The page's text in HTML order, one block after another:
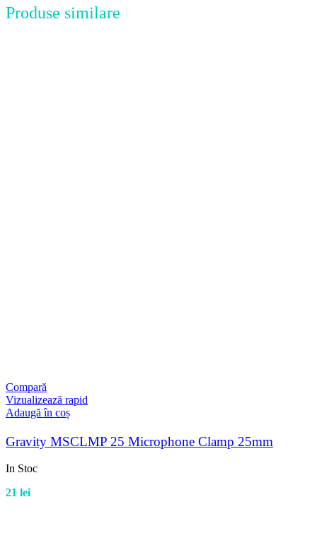
Produse similare
Compară
Vizualizează rapid
Adaugă în coș
Gravity MSCLMP 25 Microphone Clamp 25mm
In Stoc
21 lei